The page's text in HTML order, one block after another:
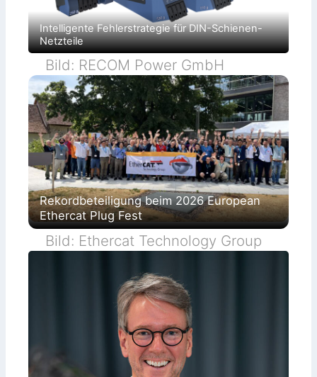
Intelligente Fehlerstrategie für DIN-Schienen-
Netzteile
Bild: RECOM Power GmbH
Rekordbeteiligung beim 2026 European
Ethercat Plug Fest
Bild: Ethercat Technology Group